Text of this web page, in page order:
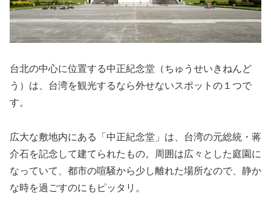
台北の中心に位置する中正紀念堂（ちゅうせいきねんど
う）は、台湾を観光するなら外せないスポットの１つで
す。
広大な敷地内にある「中正紀念堂」は、台湾の元総統・蒋
介石を記念して建てられたもの。周囲は広々とした庭園に
なっていて、都市の喧騒から少し離れた場所なので、静か
な時を過ごすのにもピッタリ。